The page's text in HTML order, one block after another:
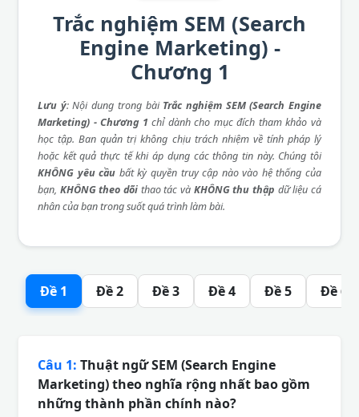
Trắc nghiệm SEM (Search
Engine Marketing) -
Chương 1
Lưu ý: Nội dung trong bài Trắc nghiệm SEM (Search Engine
Marketing) - Chương 1 chỉ dành cho mục đích tham khảo và
học tập. Ban quản trị không chịu trách nhiệm về tính pháp lý
hoặc kết quả thực tế khi áp dụng các thông tin này. Chúng tôi
KHÔNG yêu cầu bất kỳ quyền truy cập nào vào hệ thống của
bạn, KHÔNG theo dõi thao tác và KHÔNG thu thập dữ liệu cá
nhân của bạn trong suốt quá trình làm bài.
Đề 1 Đề 2 Đề 3 Đề 4 Đề 5 Đề 6
Câu 1: Thuật ngữ SEM (Search Engine
Marketing) theo nghĩa rộng nhất bao gồm
những thành phần chính nào?